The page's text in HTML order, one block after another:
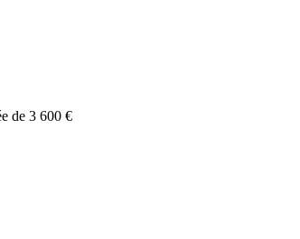
de 3 600 €